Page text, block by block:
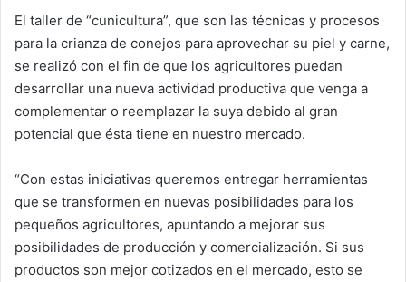
El taller de “cunicultura”, que son las técnicas y procesos
para la crianza de conejos para aprovechar su piel y carne,
se realizó con el fin de que los agricultores puedan
desarrollar una nueva actividad productiva que venga a
complementar o reemplazar la suya debido al gran
potencial que ésta tiene en nuestro mercado.
“Con estas iniciativas queremos entregar herramientas
que se transformen en nuevas posibilidades para los
pequeños agricultores, apuntando a mejorar sus
posibilidades de producción y comercialización. Si sus
productos son mejor cotizados en el mercado, esto se